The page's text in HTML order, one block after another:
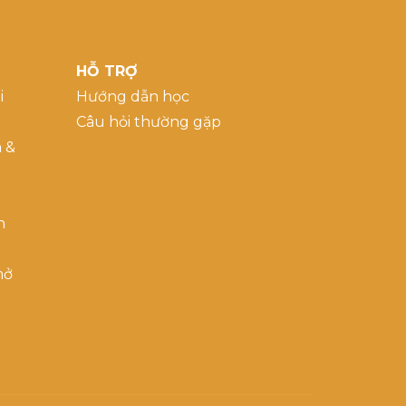
&
HỖ TRỢ
Hướng dẫn học
Câu hỏi thường gặp